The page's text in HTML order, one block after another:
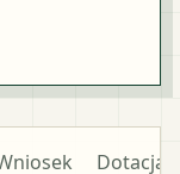
Dotacja